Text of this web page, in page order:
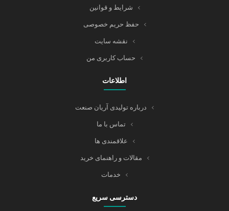
شرایط و قوانین
حفظ حریم خصوصی
نقشه سایت
حساب کاربری من
اطلاعات
درباره تولیدی آریان صنعت
تماس با ما
علاقمندی ها
مقالات و راهنمای خرید
خدمات
دسترسی سریع